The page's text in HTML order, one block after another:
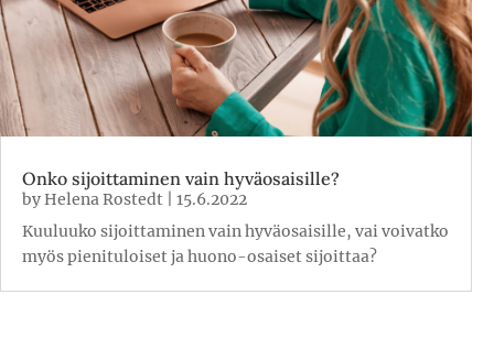
Onko sijoittaminen vain hyväosaisille?
byHelena Rostedt
15.6.2022
Kuuluuko sijoittaminen vain hyväosaisille, vai voivatko
myös pienituloiset ja huono-osaiset sijoittaa?